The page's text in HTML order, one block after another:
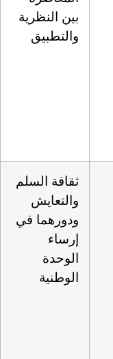
بين النظرية
والتطبيق
ثقافة السلم
والتعايش
ودورهما في
إرساء
الوحدة
الوطنية